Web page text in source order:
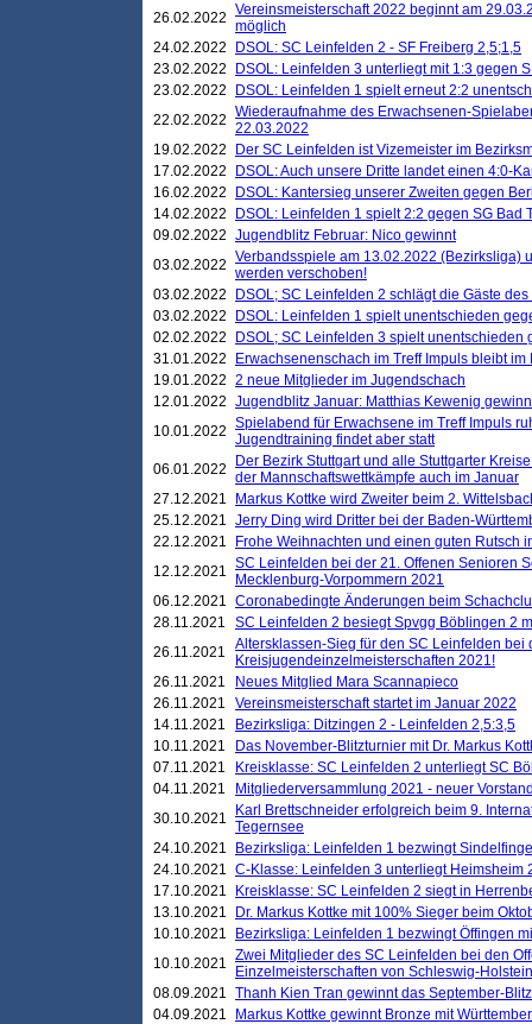
26.02.2022 Vereinsmeisterschaft 2022 beginnt am
möglich
24.02.2022
DSOL: SC Leinfelden 2 - SF Freiberg 2,5;1,5
23.02.2022
DSOL: Leinfelden 3 unterliegt mit 1:3 gegen
23.02.2022
DSOL: Leinfelden 1 spielt erneut 2:2
22.02.2022 Wiederaufnahme des Erwachsenen-
22.03.2022
19.02.2022
Der SC Leinfelden ist Vizemeister im
17.02.2022
DSOL: Auch unsere Dritte landet einen 4:0-
16.02.2022
DSOL: Kantersieg unserer Zweiten gegen
14.02.2022
DSOL: Leinfelden 1 spielt 2:2 gegen SG Bad
09.02.2022 Jugendblitz Februar: Nico gewinnt
03.02.2022 Verbandsspiele am 13.02.2022 (Bezirksliga)
werden verschoben!
03.02.2022
DSOL; SC Leinfelden 2 schlägt die Gäste
03.02.2022
DSOL: Leinfelden 1 spielt unentschieden
02.02.2022
DSOL; SC Leinfelden 3 spielt unentschieden
31.01.2022
Erwachsenenschach im Treff Impuls bleibt
19.01.2022 2 neue Mitglieder im Jugendschach
12.01.2022 Jugendblitz Januar: Matthias Kewenig
10.01.2022 Spielabend für Erwachsene im Treff Impuls
Jugendtraining findet aber statt
06.01.2022
Der Bezirk Stuttgart und alle Stuttgarter
der Mannschaftswettkämpfe auch im Januar
27.12.2021
Markus Kottke wird Zweiter beim 2.
25.12.2021 Jerry Ding wird Dritter bei der Baden-
22.12.2021
Frohe Weihnachten und einen guten Rutsch
12.12.2021 SC Leinfelden bei der 21. Offenen Senioren
Mecklenburg-Vorpommern 2021
06.12.2021 Coronabedingte Änderungen beim
28.11.2021
SC Leinfelden 2 besiegt Spvgg Böblingen 2
26.11.2021
Altersklassen-Sieg für den SC Leinfelden bei
Kreisjugendeinzelmeisterschaften 2021!
26.11.2021
Neues Mitglied Mara Scannapieco
26.11.2021
Vereinsmeisterschaft startet im Januar 2022
14.11.2021
Bezirksliga: Ditzingen 2 - Leinfelden 2,5:3,5
10.11.2021
Das November-Blitzturnier mit Dr. Markus
07.11.2021
Kreisklasse: SC Leinfelden 2 unterliegt SC
04.11.2021
Mitgliederversammlung 2021 - neuer
30.10.2021
Karl Brettschneider erfolgreich beim 9.
Tegernsee
24.10.2021
Bezirksliga: Leinfelden 1 bezwingt
24.10.2021 C-Klasse: Leinfelden 3 unterliegt Heimsheim
17.10.2021
Kreisklasse: SC Leinfelden 2 siegt in
13.10.2021
Dr. Markus Kottke mit 100% Sieger beim
10.10.2021
Bezirksliga: Leinfelden 1 bezwingt Öffingen
10.10.2021 Zwei Mitglieder des SC Leinfelden bei den
Einzelmeisterschaften von Schleswig-
08.09.2021 Thanh Kien Tran gewinnt das September-
04.09.2021
Markus Kottke gewinnt Bronze mit